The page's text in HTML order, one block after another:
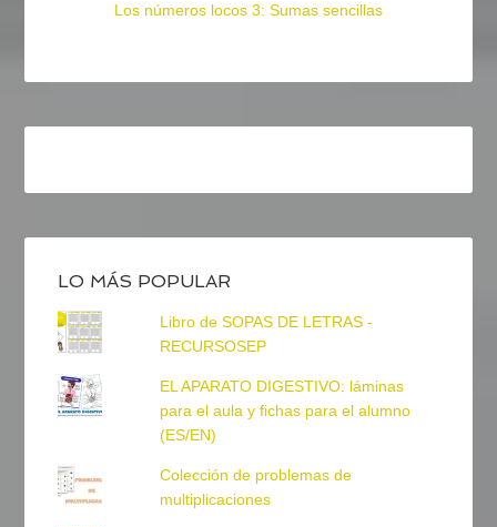
Los números locos 3: Sumas sencillas
LO MÁS POPULAR
Libro de SOPAS DE LETRAS -
RECURSOSEP
EL APARATO DIGESTIVO: láminas
para el aula y fichas para el alumno
(ES/EN)
Colección de problemas de
multiplicaciones